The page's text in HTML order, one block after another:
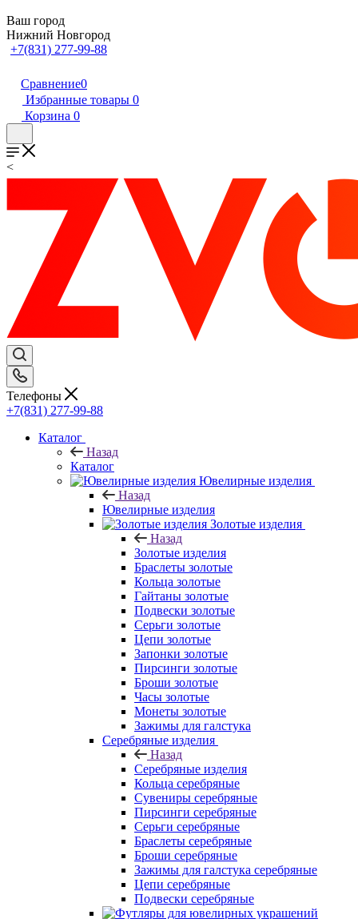
Ваш город
Нижний Новгород
+7(831) 277-99-88
Сравнение0
Избранные товары 0
Корзина 0
<
Телефоны
+7(831) 277-99-88
Каталог
Назад
Каталог
Ювелирные изделия
Назад
Ювелирные изделия
Золотые изделия
Назад
Золотые изделия
Браслеты золотые
Кольца золотые
Гайтаны золотые
Подвески золотые
Серьги золотые
Цепи золотые
Запонки золотые
Пирсинги золотые
Броши золотые
Часы золотые
Монеты золотые
Зажимы для галстука
Серебряные изделия
Назад
Серебряные изделия
Кольца серебряные
Сувениры серебряные
Пирсинги серебряные
Серьги серебряные
Браслеты серебряные
Броши серебряные
Зажимы для галстука серебряные
Цепи серебряные
Подвески серебряные